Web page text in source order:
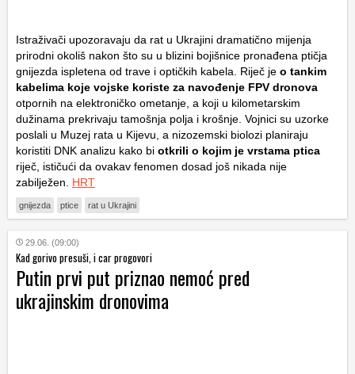
Istraživači upozoravaju da rat u Ukrajini dramatično mijenja
prirodni okoliš nakon što su u blizini bojišnice pronađena ptičja
gnijezda ispletena od trave i optičkih kabela. Riječ je o tankim
kabelima koje vojske koriste za navođenje FPV dronova
otpornih na elektroničko ometanje, a koji u kilometarskim
dužinama prekrivaju tamošnja polja i krošnje. Vojnici su uzorke
poslali u Muzej rata u Kijevu, a nizozemski biolozi planiraju
koristiti DNK analizu kako bi otkrili o kojim je vrstama ptica
riječ, ističući da ovakav fenomen dosad još nikada nije
zabilježen. HRT
gnijezda ptice rat u Ukrajini
29.06. (09:00)
Kad gorivo presuši, i car progovori
Putin prvi put priznao nemoć pred
ukrajinskim dronovima